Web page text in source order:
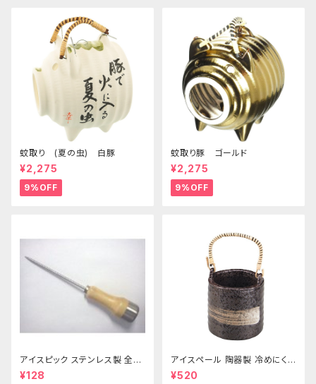
蚊取り (夏の虫) 白豚
¥2,275
9%OFF
蚊取り豚 ゴールド
¥2,275
9%OFF
アイスピック ステンレス製 全長
215ｍｍ
¥128
アイスペール 陶器製 冷めにくい
二重構造 860ml
¥520